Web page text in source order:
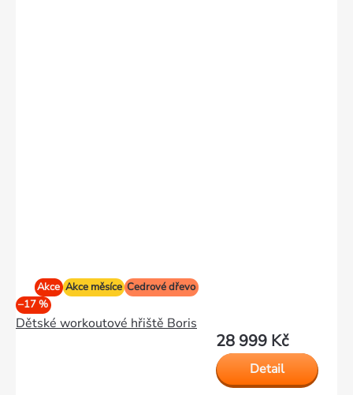
Akce Akce měsíce Cedrové dřevo
–17 %
Dětské workoutové hřiště Boris
28 999 Kč
Detail